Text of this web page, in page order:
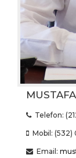
Telefon:
Mobil: (532)
Email: